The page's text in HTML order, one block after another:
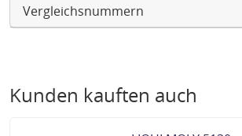
Vergleichsnummern
Kunden kauften auch